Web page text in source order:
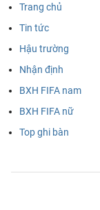
Trang chủ
Tin tức
Hậu trường
Nhận định
BXH FIFA nam
BXH FIFA nữ
Top ghi bàn